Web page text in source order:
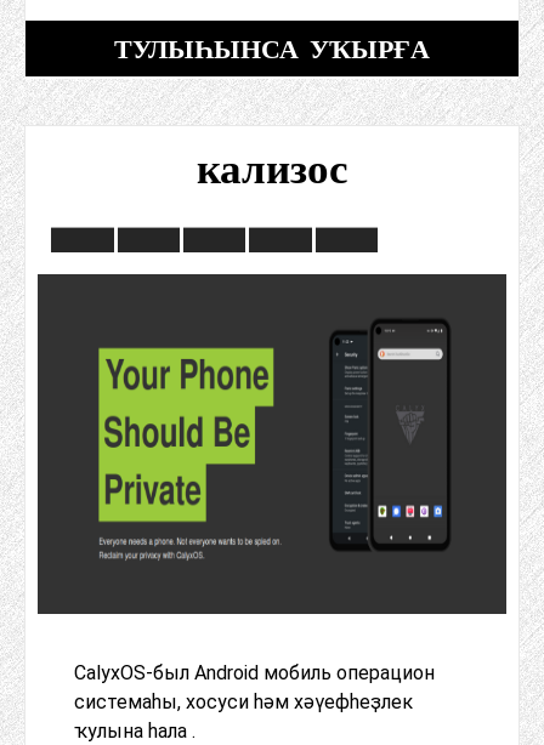
ТУЛЫҺЫНСА УҠЫРҒА
кализос
CalyxOS-был Android мобиль операцион
системаһы, хосуси һәм хәүефһеҙлек
ҡулына һала .